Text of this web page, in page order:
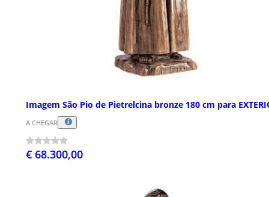
Imagem São Pio de Pietrelcina bronze 180 cm para
A CHEGAR
€ 68.300,00